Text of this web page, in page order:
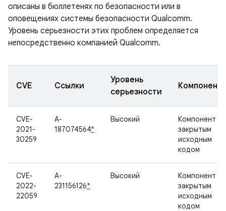
описаны в бюллетенях по безопасности или в
оповещениях системы безопасности Qualcomm.
Уровень серьезности этих проблем определяется
непосредственно компанией Qualcomm.
CVE Ссылки
Уровень
серьезности
Компонент
CVE-
2021-
30259
A-
187074564*
Высокий
Компонент с
закрытым
исходным
кодом
CVE-
2022-
22059
A-
231156126*
Высокий
Компонент с
закрытым
исходным
кодом